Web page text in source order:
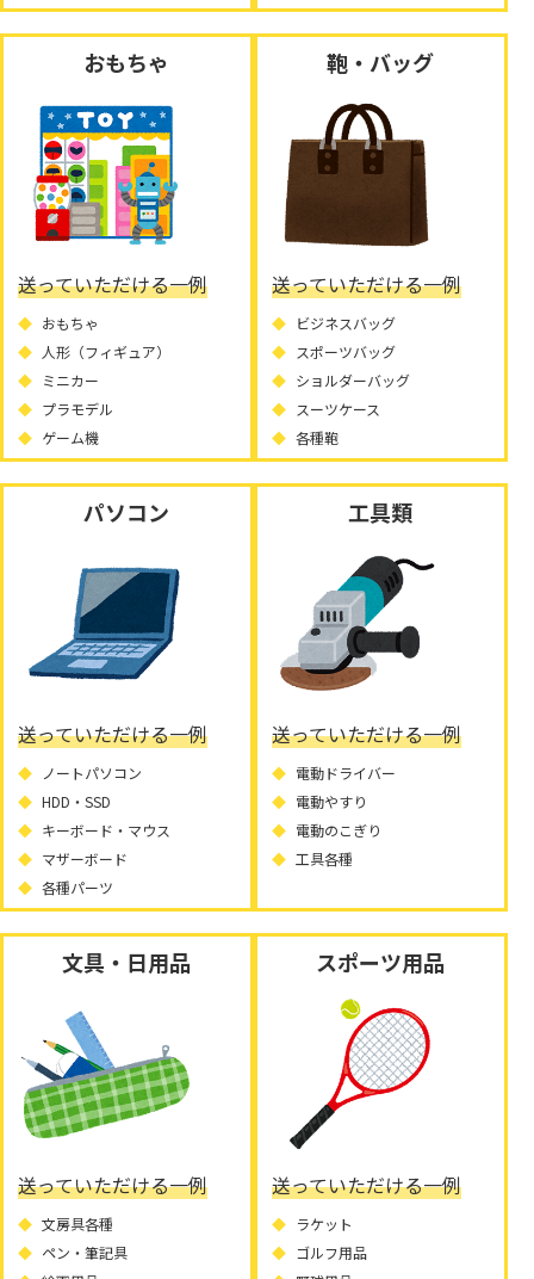
おもちゃ
送っていただける一例
おもちゃ
人形（フィギュア）
ミニカー
プラモデル
ゲーム機
鞄・バッグ
送っていただける一例
ビジネスバッグ
スポーツバッグ
ショルダーバッグ
スーツケース
各種鞄
パソコン
送っていただける一例
ノートパソコン
HDD・SSD
キーボード・マウス
マザーボード
各種パーツ
工具類
送っていただける一例
電動ドライバー
電動やすり
電動のこぎり
工具各種
文具・日用品
送っていただける一例
文房具各種
ペン・筆記具
スポーツ用品
送っていただける一例
ラケット
ゴルフ用品